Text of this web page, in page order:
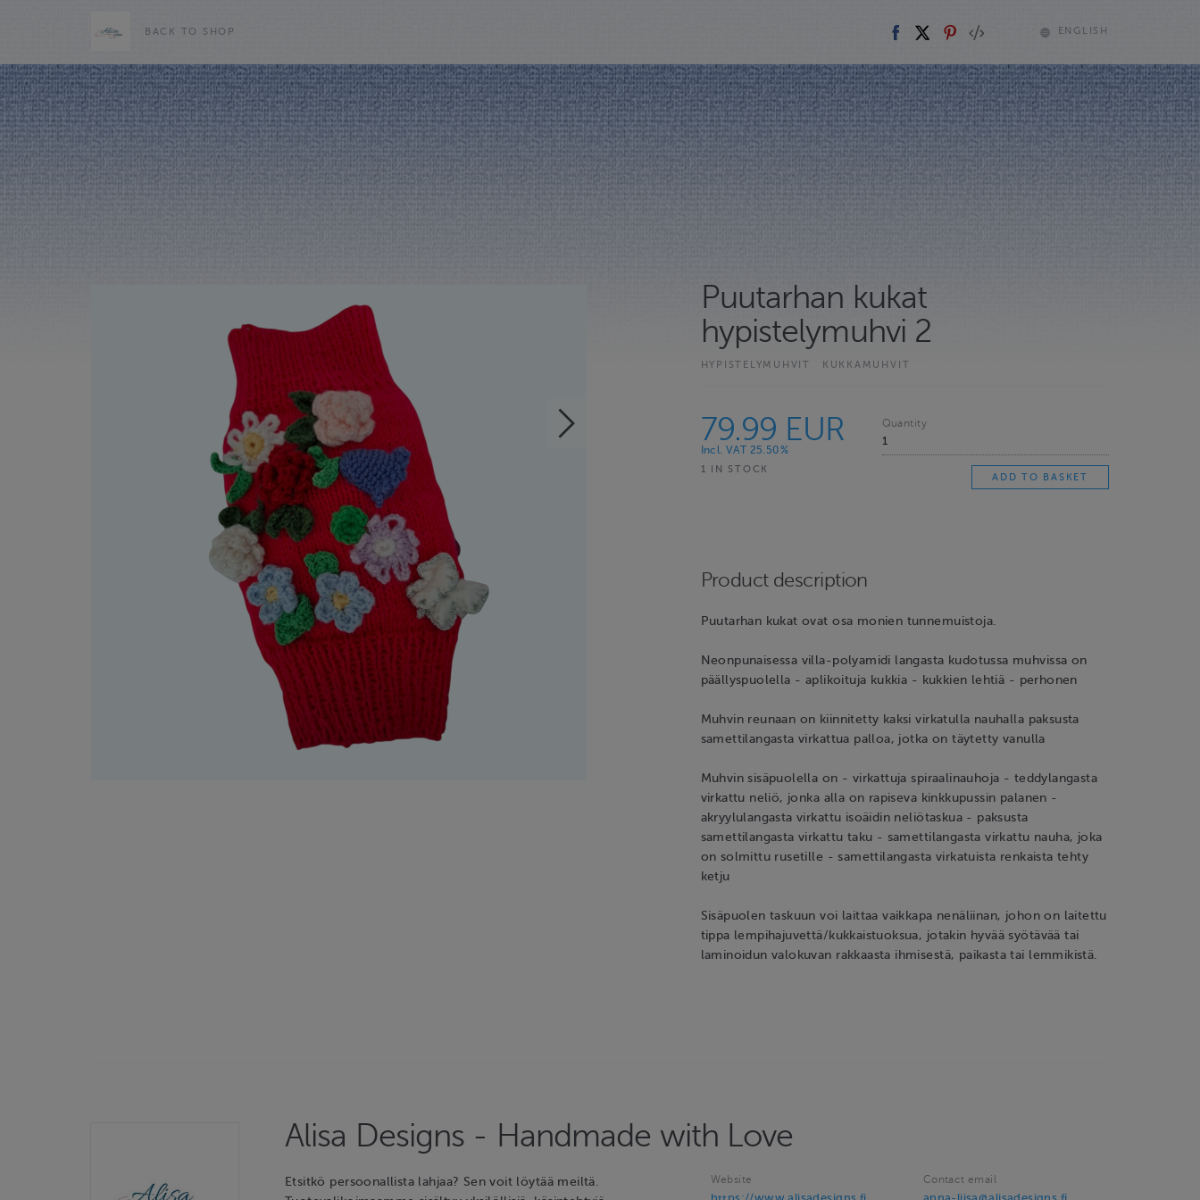
BACK TO SHOP ENGLISH
Puutarhan kukat
hypistelymuhvi 2
HYPISTELYMUHVIT KUKKAMUHVIT
79.99 EUR
Incl. VAT 25.50%
1 IN STOCK
Quantity
Product description
Puutarhan kukat ovat osa monien tunnemuistoja.
Neonpunaisessa villa-polyamidi langasta kudotussa muhvissa on
päällyspuolella - aplikoituja kukkia - kukkien lehtiä - perhonen
Muhvin reunaan on kiinnitetty kaksi virkatulla nauhalla paksusta
samettilangasta virkattua palloa, jotka on täytetty vanulla
Muhvin sisäpuolella on - virkattuja spiraalinauhoja - teddylangasta
virkattu neliö, jonka alla on rapiseva kinkkupussin palanen -
akryylulangasta virkattu isoäidin neliötaskua - paksusta
samettilangasta virkattu taku - samettilangasta virkattu nauha, joka
on solmittu rusetille - samettilangasta virkatuista renkaista tehty
ketju
Sisäpuolen taskuun voi laittaa vaikkapa nenäliinan, johon on laitettu
tippa lempihajuvettä/kukkaistuoksua, jotakin hyvää syötävää tai
laminoidun valokuvan rakkaasta ihmisestä, paikasta tai lemmikistä.
Alisa Designs - Handmade with Love
Etsitkö persoonallista lahjaa? Sen voit löytää meiltä.
Website Contact email